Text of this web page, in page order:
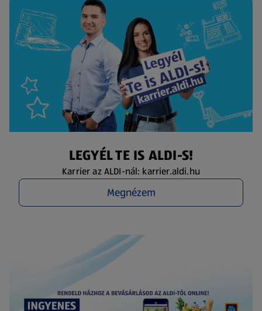
LEGYÉL TE IS ALDI-S!
Karrier az ALDI-nál: karrier.aldi.hu
Megnézem